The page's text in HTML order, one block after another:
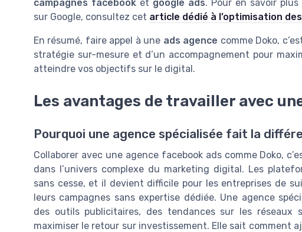
campagnes facebook et google ads. Pour en savoir
sur Google, consultez cet article dédié à l’optimisation
En résumé, faire appel à une ads agence comme Doko,
stratégie sur-mesure et d’un accompagnement pour
atteindre vos objectifs sur le digital.
Les avantages de travailler avec
Pourquoi une agence spécialisée fait la
Collaborer avec une agence facebook ads comme Doko,
dans l’univers complexe du marketing digital. Les
sans cesse, et il devient difficile pour les entreprises de
leurs campagnes sans expertise dédiée. Une agence
des outils publicitaires, des tendances sur les réseaux
maximiser le retour sur investissement. Elle sait comment